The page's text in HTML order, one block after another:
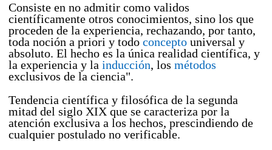
Consiste en no admitir como validos
científicamente otros conocimientos, sino los que
proceden de la experiencia, rechazando, por tanto,
toda noción a priori y todo concepto universal y
absoluto. El hecho es la única realidad científica, y
la experiencia y la inducción, los métodos
exclusivos de la ciencia".
Tendencia científica y filosófica de la segunda
mitad del siglo XIX que se caracteriza por la
atención exclusiva a los hechos, prescindiendo de
cualquier postulado no verificable.